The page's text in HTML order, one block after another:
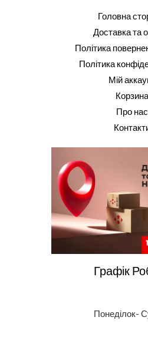
Головна
Доставка та
Політика
Політика
Мій
Корзина
Про нас
Графік
Понеділок-